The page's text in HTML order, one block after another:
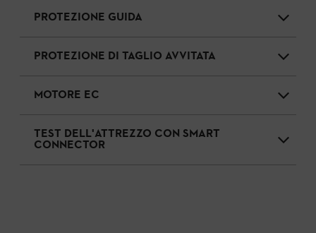
PROTEZIONE GUIDA
PROTEZIONE DI TAGLIO AVVITATA
MOTORE EC
TEST DELL'ATTREZZO CON SMART
CONNECTOR